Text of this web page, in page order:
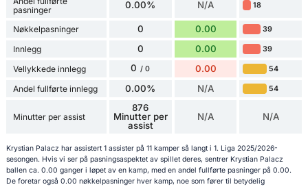
pasninger
0.00% N/A 18
Nøkkelpasninger 0 0.00 39
Innlegg 0 0.00 39
Vellykkede innlegg 0 / 0 0.00 54
Andel fullførte innlegg 0.00% N/A 54
Minutter per assist
876
Minutter per
assist
N/A N/A
Krystian Palacz har assistert 1 assister på 11 kamper så langt i 1. Liga 2025/2026-
sesongen. Hvis vi ser på pasningsaspektet av spillet deres, sentrer Krystian Palacz
ballen ca. 0.00 ganger i løpet av en kamp, med en andel fullførte pasninger på 0.00.
De foretar også 0.00 nøkkelpasninger hver kamp, noe som fører til betydelig